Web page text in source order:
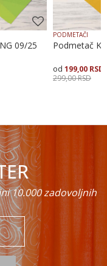
09/25
u korpu
PODMETAČI
Podmetač
199,00 RSD
299,00RSD
10.000 zadovoljnih